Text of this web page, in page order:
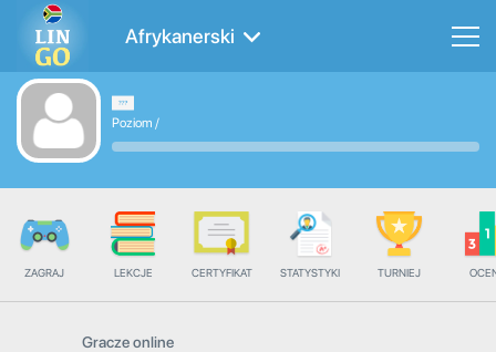
Afrykanerski
Poziom /
ZAGRAJ LEKCJE CERTYFIKAT STATYSTYKI TURNIEJ
Gracze online